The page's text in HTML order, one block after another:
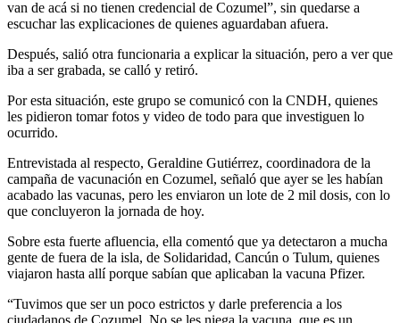
van de acá si no tienen credencial de Cozumel”, sin quedarse a
escuchar las explicaciones de quienes aguardaban afuera.
Después, salió otra funcionaria a explicar la situación, pero a ver que
iba a ser grabada, se calló y retiró.
Por esta situación, este grupo se comunicó con la CNDH, quienes
les pidieron tomar fotos y video de todo para que investiguen lo
ocurrido.
Entrevistada al respecto, Geraldine Gutiérrez, coordinadora de la
campaña de vacunación en Cozumel, señaló que ayer se les habían
acabado las vacunas, pero les enviaron un lote de 2 mil dosis, con lo
que concluyeron la jornada de hoy.
Sobre esta fuerte afluencia, ella comentó que ya detectaron a mucha
gente de fuera de la isla, de Solidaridad, Cancún o Tulum, quienes
viajaron hasta allí porque sabían que aplicaban la vacuna Pfizer.
“Tuvimos que ser un poco estrictos y darle preferencia a los